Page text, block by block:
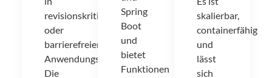
revisionskritischen
oder
barrierefreien
Anwendungsszenarien.
Die
Spring
Boot
und
bietet
Funktionen
skalierbar,
containerfähig
und
lässt
sich